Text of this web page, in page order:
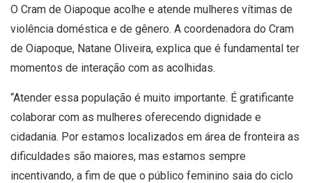
O Cram de Oiapoque acolhe e atende mulheres vítimas de
violência doméstica e de gênero. A coordenadora do Cram
de Oiapoque, Natane Oliveira, explica que é fundamental ter
momentos de interação com as acolhidas.
“Atender essa população é muito importante. É gratificante
colaborar com as mulheres oferecendo dignidade e
cidadania. Por estamos localizados em área de fronteira as
dificuldades são maiores, mas estamos sempre
incentivando, a fim de que o público feminino saia do ciclo